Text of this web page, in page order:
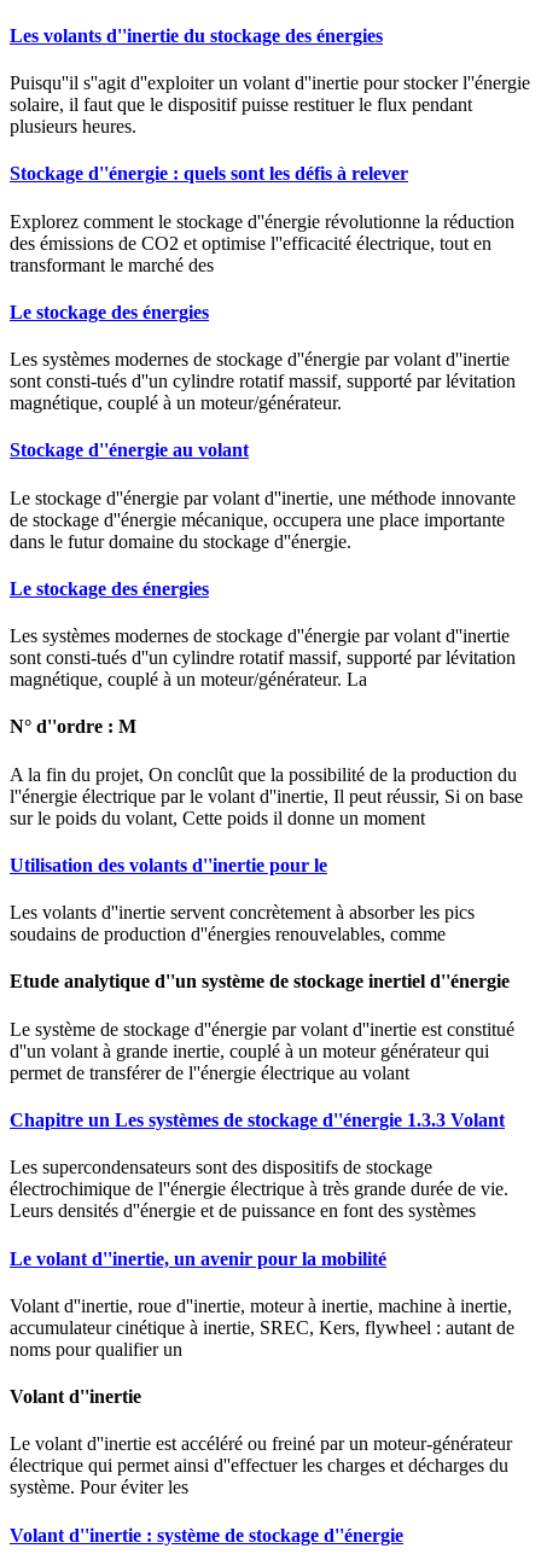
Les volants d''inertie du stockage des énergies
Puisqu''il s''agit d''exploiter un volant d''inertie pour stocker l''énergie
solaire, il faut que le dispositif puisse restituer le flux pendant
plusieurs heures.
Stockage d''énergie : quels sont les défis à relever
Explorez comment le stockage d''énergie révolutionne la réduction
des émissions de CO2 et optimise l''efficacité électrique, tout en
transformant le marché des
Le stockage des énergies
Les systèmes modernes de stockage d''énergie par volant d''inertie
sont consti-tués d''un cylindre rotatif massif, supporté par lévitation
magnétique, couplé à un moteur/générateur.
Stockage d''énergie au volant
Le stockage d''énergie par volant d''inertie, une méthode innovante
de stockage d''énergie mécanique, occupera une place importante
dans le futur domaine du stockage d''énergie.
Le stockage des énergies
Les systèmes modernes de stockage d''énergie par volant d''inertie
sont consti-tués d''un cylindre rotatif massif, supporté par lévitation
magnétique, couplé à un moteur/générateur. La
N° d''ordre : M
A la fin du projet, On conclût que la possibilité de la production du
l''énergie électrique par le volant d''inertie, Il peut réussir, Si on base
sur le poids du volant, Cette poids il donne un moment
Utilisation des volants d''inertie pour le
Les volants d''inertie servent concrètement à absorber les pics
soudains de production d''énergies renouvelables, comme
Etude analytique d''un système de stockage inertiel d''énergie
Le système de stockage d''énergie par volant d''inertie est constitué
d''un volant à grande inertie, couplé à un moteur générateur qui
permet de transférer de l''énergie électrique au volant
Chapitre un Les systèmes de stockage d''énergie 1.3.3 Volant
Les supercondensateurs sont des dispositifs de stockage
électrochimique de l''énergie électrique à très grande durée de vie.
Leurs densités d''énergie et de puissance en font des systèmes
Le volant d''inertie, un avenir pour la mobilité
Volant d''inertie, roue d''inertie, moteur à inertie, machine à inertie,
accumulateur cinétique à inertie, SREC, Kers, flywheel : autant de
noms pour qualifier un
Volant d''inertie
Le volant d''inertie est accéléré ou freiné par un moteur-générateur
électrique qui permet ainsi d''effectuer les charges et décharges du
système. Pour éviter les
Volant d''inertie : système de stockage d''énergie